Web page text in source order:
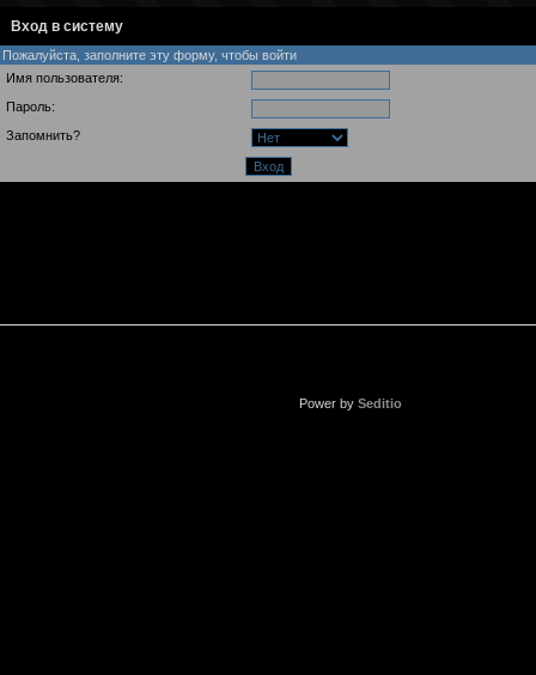
Вход в систему
Пожалуйста, заполните эту форму, чтобы войти
Имя пользователя:
Пароль:
Запомнить?
Power by Seditio